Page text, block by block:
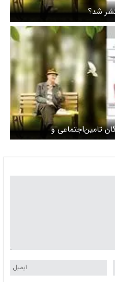
شد؟
تامین‌اجتماعی و
فیش حقوقی